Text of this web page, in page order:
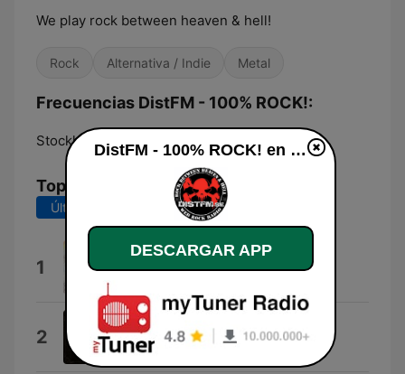
We play rock between heaven & hell!
Rock Alternativa / Indie Metal
Frecuencias DistFM - 100% ROCK!:
Stockholm: Online
Top Canciones
Últimos 7 días Últimos 30 días
1 Share, We are
2 Black Swamp Water
Black Swamp Water
DistFM - 100% ROCK! en vivo
DESCARGAR APP